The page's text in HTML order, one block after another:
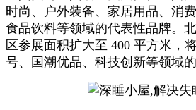
时尚、户外装备、家居用品、消
食品饮料等领域的代表性品牌。
区参展面积扩大至 400 平方米，
号、国潮优品、科技创新等领域